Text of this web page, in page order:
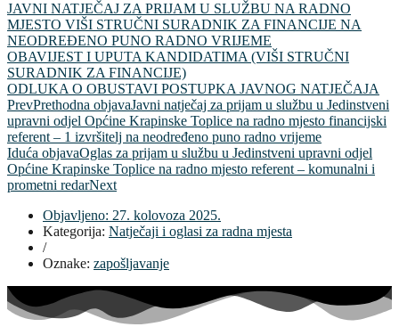
JAVNI NATJEČAJ ZA PRIJAM U SLUŽBU NA RADNO
MJESTO VIŠI STRUČNI SURADNIK ZA FINANCIJE NA
NEODREĐENO PUNO RADNO VRIJEME
OBAVIJEST I UPUTA KANDIDATIMA (VIŠI STRUČNI
SURADNIK ZA FINANCIJE)
ODLUKA O OBUSTAVI POSTUPKA JAVNOG NATJEČAJA
PrevPrethodna objavaJavni natječaj za prijam u službu u Jedinstveni
upravni odjel Općine Krapinske Toplice na radno mjesto financijski
referent – 1 izvršitelj na neodređeno puno radno vrijeme
Iduća objavaOglas za prijam u službu u Jedinstveni upravni odjel
Općine Krapinske Toplice na radno mjesto referent – komunalni i
prometni redarNext
Objavljeno: 27. kolovoza 2025.
Kategorija: Natječaji i oglasi za radna mjesta
/
Oznake: zapošljavanje